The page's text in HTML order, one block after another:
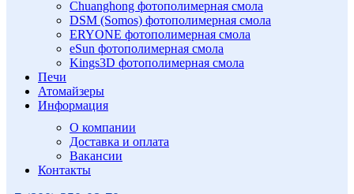
Chuanghong фотополимерная смола
DSM (Somos) фотополимерная смола
ERYONE фотополимерная смола
eSun фотополимерная смола
Kings3D фотополимерная смола
Печи
Атомайзеры
Информация
О компании
Доставка и оплата
Вакансии
Контакты